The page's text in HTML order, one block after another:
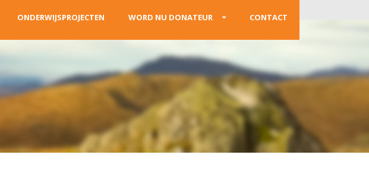
ONDERWIJSPROJECTEN WORD NU DONATEUR CONTACT